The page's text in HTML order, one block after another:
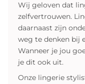
Wij geloven dat
zelfvertrouwen.
daarnaast zijn
weg te denken bij
Wanneer je jou
je dit ook uit.
Onze lingerie